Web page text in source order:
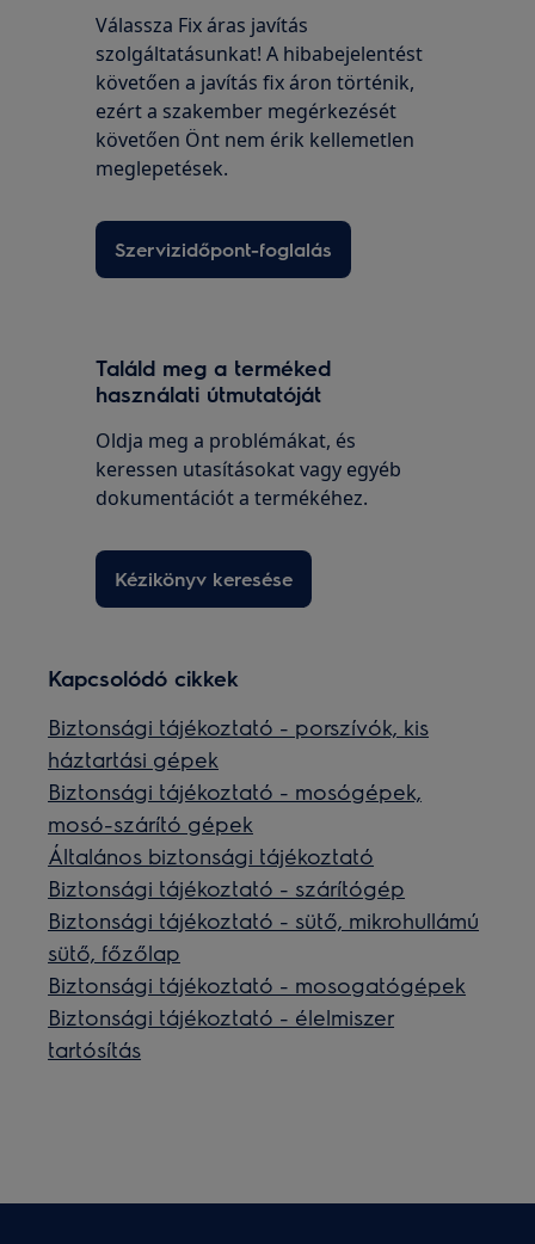
Válassza Fix áras javítás
szolgáltatásunkat! A hibabejelentést
követően a javítás fix áron történik,
ezért a szakember megérkezését
követően Önt nem érik kellemetlen
meglepetések.
Szervizidőpont-foglalás
Találd meg a terméked
használati útmutatóját
Oldja meg a problémákat, és
keressen utasításokat vagy egyéb
dokumentációt a termékéhez.
Kézikönyv keresése
Kapcsolódó cikkek
Biztonsági tájékoztató - porszívók, kis
háztartási gépek
Biztonsági tájékoztató - mosógépek,
mosó-szárító gépek
Általános biztonsági tájékoztató
Biztonsági tájékoztató - szárítógép
Biztonsági tájékoztató - sütő, mikrohullámú
sütő, főzőlap
Biztonsági tájékoztató - mosogatógépek
Biztonsági tájékoztató - élelmiszer
tartósítás